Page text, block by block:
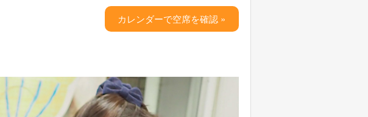
カレンダーで空席を確認 »